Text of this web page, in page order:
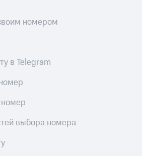
номером
в Telegram
выбора номера